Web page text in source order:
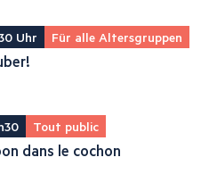
Uhr Für alle Altersgruppen
Tout public
dans le cochon